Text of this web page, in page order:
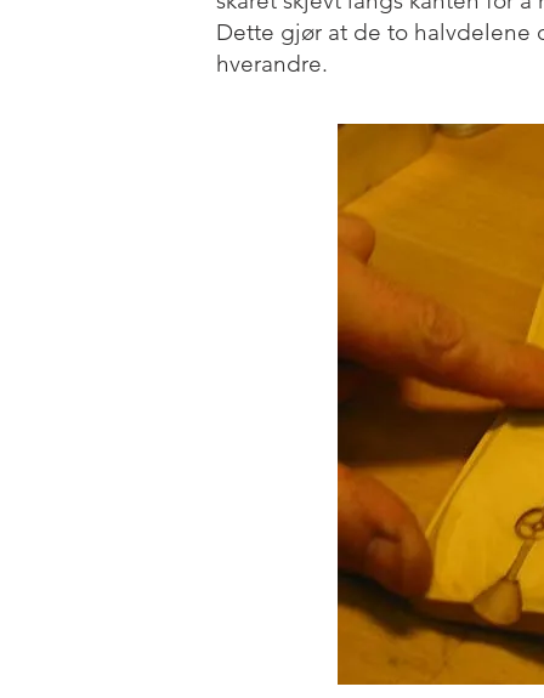
Dette gjør at de to halvdelene
hverandre.